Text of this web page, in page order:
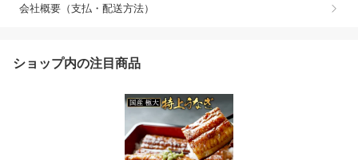
会社概要（支払・配送方法）
ショップ内の注目商品